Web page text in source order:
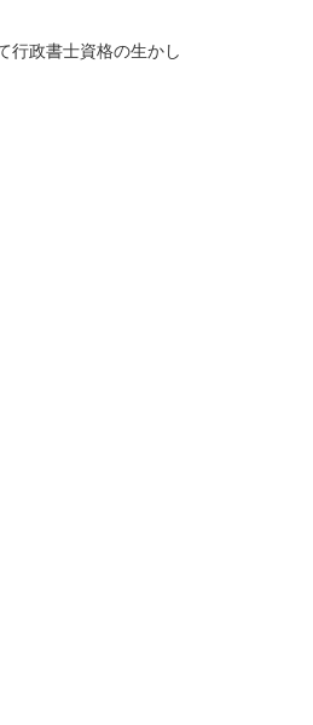
行政書士資格の生かし